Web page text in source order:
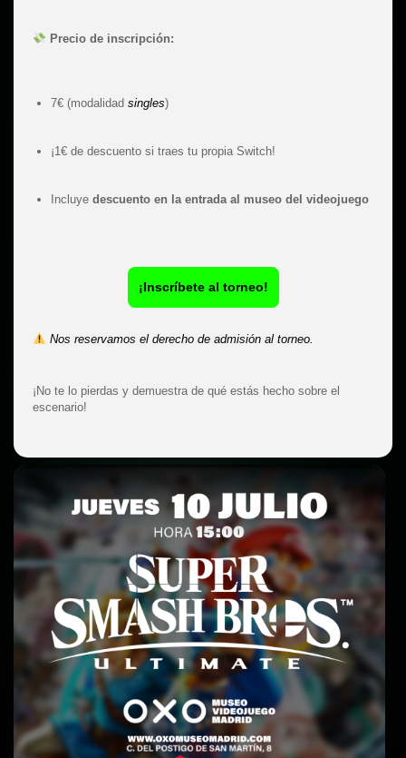
Precio de inscripción:
7€ (modalidad singles)
¡1€ de descuento si traes tu propia Switch!
Incluye descuento en la entrada al museo del videojuego
¡Inscríbete al torneo!
Nos reservamos el derecho de admisión al torneo.
¡No te lo pierdas y demuestra de qué estás hecho sobre el
escenario!